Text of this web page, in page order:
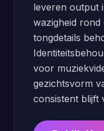
leveren output
wazigheid rond
tongdetails
voor
gezichtsvorm
consistent blijft